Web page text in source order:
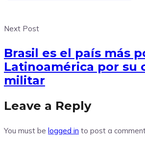
Next Post
Brasil es el país más
Latinoamérica por su
militar
Leave a Reply
You must be logged in to post a